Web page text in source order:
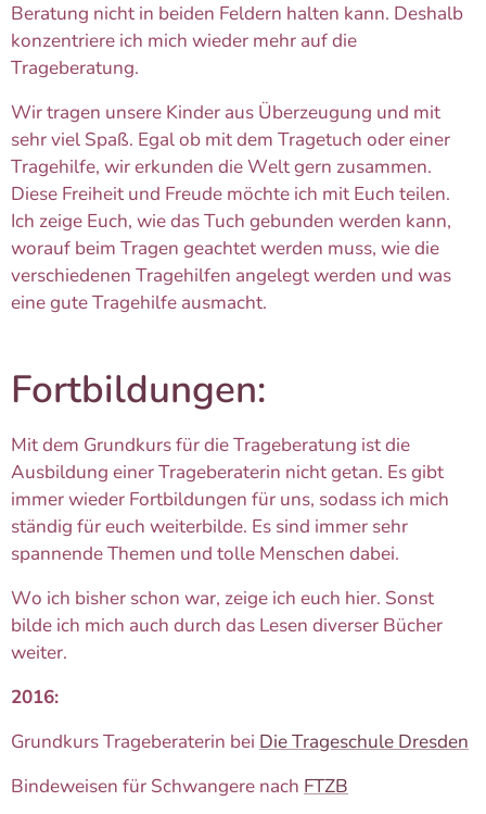
Beratung nicht in beiden Feldern halten kann. Deshalb
konzentriere ich mich wieder mehr auf die
Trageberatung.
Wir tragen unsere Kinder aus Überzeugung und mit
sehr viel Spaß. Egal ob mit dem Tragetuch oder einer
Tragehilfe, wir erkunden die Welt gern zusammen.
Diese Freiheit und Freude möchte ich mit Euch teilen.
Ich zeige Euch, wie das Tuch gebunden werden kann,
worauf beim Tragen geachtet werden muss, wie die
verschiedenen Tragehilfen angelegt werden und was
eine gute Tragehilfe ausmacht.
Fortbildungen:
Mit dem Grundkurs für die Trageberatung ist die
Ausbildung einer Trageberaterin nicht getan. Es gibt
immer wieder Fortbildungen für uns, sodass ich mich
ständig für euch weiterbilde. Es sind immer sehr
spannende Themen und tolle Menschen dabei.
Wo ich bisher schon war, zeige ich euch hier. Sonst
bilde ich mich auch durch das Lesen diverser Bücher
weiter.
2016:
Grundkurs Trageberaterin bei Die Trageschule Dresden
Bindeweisen für Schwangere nach FTZB